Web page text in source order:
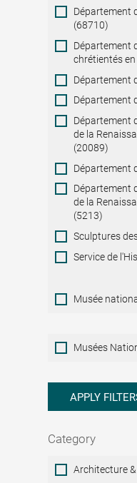
Département
(68710)
Département
chrétientés
Département
Département
Département
de la
(20089)
Département
Département
de la
(5213)
Sculptures
Service de
Musée
Musées
Nationaux
Musées
APPLY
Category
Category
Architecture